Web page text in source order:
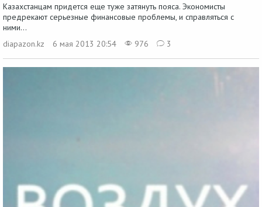
Казахстанцам придется еще туже затянуть пояса. Экономисты
предрекают серьезные финансовые проблемы, и справляться с
ними...
diapazon.kz
6 мая 2013 20:54 976 3